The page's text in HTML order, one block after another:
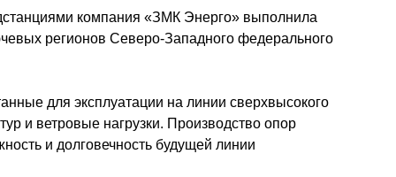
компания «ЗМК Энерго» выполнила
регионов Северо-Западного федерального
для эксплуатации на линии сверхвысокого
и ветровые нагрузки. Производство опор
и долговечность будущей линии